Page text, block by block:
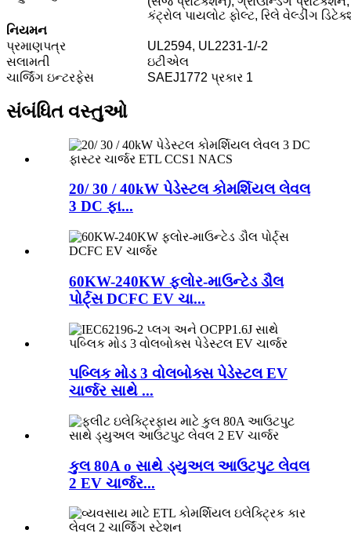
કંટ્રોલ પાયલોટ ફોલ્ટ, રિલે વેલ્ડીંગ
નિયમન
પ્રમાણપત્ર
UL2594, UL2231-1/-2
સલામતી
ઇટીએલ
ચાર્જિંગ ઇન્ટરફેસ
SAEJ1772 પ્રકાર 1
સંબંધિત વસ્તુઓ
20/ 30 / 40kW પેડેસ્ટલ કોમર્શિયલ લેવલ
3 DC ફા...
60KW-240KW ફ્લોર-માઉન્ટેડ ડૌલ
પોર્ટ્સ DCFC EV ચા...
પબ્લિક મોડ 3 વોલબોક્સ પેડેસ્ટલ EV
ચાર્જર સાથે ...
કુલ 80A o સાથે ડ્યુઅલ આઉટપુટ લેવલ
2 EV ચાર્જર...